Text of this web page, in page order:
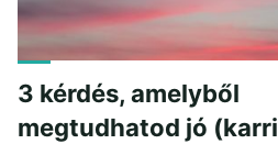
3 kérdés, amelyből
megtudhatod jó